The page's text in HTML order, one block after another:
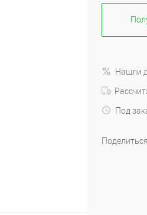
Нашли
Под
Поделиться